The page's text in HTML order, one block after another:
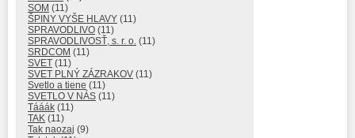
SOM (11)
ŠPINY VYŠE HLAVY (11)
SPRAVODLIVO (11)
SPRAVODLIVOSŤ, s. r. o. (11)
SRDCOM (11)
SVET (11)
SVET PLNÝ ZÁZRAKOV (11)
Svetlo a tiene (11)
SVETLO V NÁS (11)
Tááák (11)
TAK (11)
Tak naozaj (9)